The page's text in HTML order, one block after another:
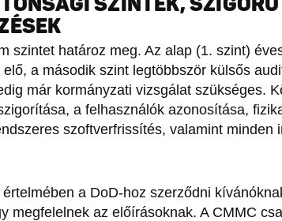
szintet határoz meg. Az alap (1. szint)
a második szint legtöbbször külsős
már kormányzati vizsgálat szükséges.
a felhasználók azonosítása,
szoftverfrissítés, valamint minden
a DoD-hoz szerződni
megfelelnek az előírásoknak. A CMMC